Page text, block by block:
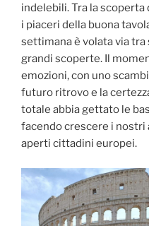
indelebili. Tra la
i piaceri della buona
settimana è volata via
grandi scoperte. Il
emozioni, con uno
futuro ritrovo e la
totale abbia gettato le
facendo crescere i nostri
aperti cittadini europei.